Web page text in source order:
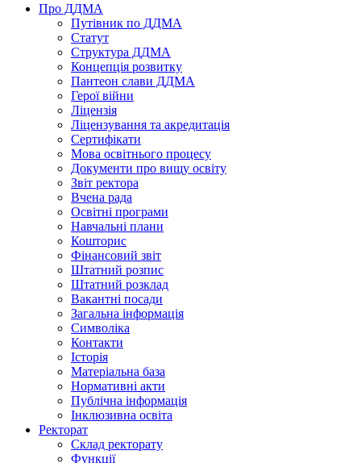
Про ДДМА
Путівник по ДДМА
Статут
Структура ДДМА
Концепція розвитку
Пантеон слави ДДМА
Герої війни
Ліцензія
Ліцензування та акредитація
Сертифікати
Мова освітнього процесу
Документи про вищу освіту
Звіт ректора
Вчена рада
Освітні програми
Навчальні плани
Кошторис
Фінансовий звіт
Штатний розпис
Штатний розклад
Вакантні посади
Загальна інформація
Символіка
Контакти
Історія
Матеріальна база
Нормативні акти
Публічна інформація
Інклюзивна освіта
Ректорат
Склад ректорату
Функції